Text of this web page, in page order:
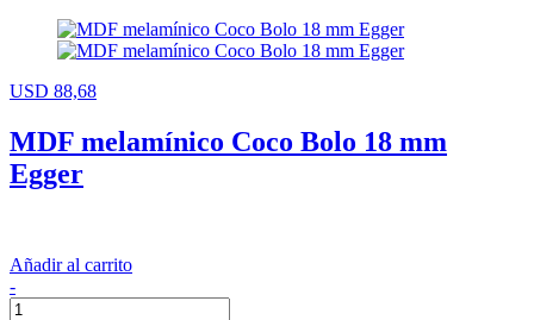
USD 88,68
MDF melamínico Coco Bolo 18 mm
Egger
Añadir al carrito
-